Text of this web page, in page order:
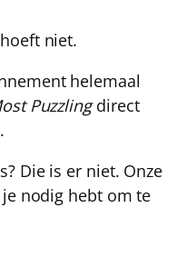
niet.
helemaal
Puzzlingdirect
Die is er niet. Onze
nodig hebt om te